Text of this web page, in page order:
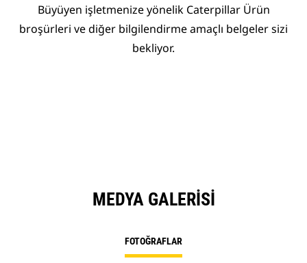
Büyüyen işletmenize yönelik Caterpillar Ürün
broşürleri ve diğer bilgilendirme amaçlı belgeler sizi
bekliyor.
MEDYA GALERISI
FOTOĞRAFLAR